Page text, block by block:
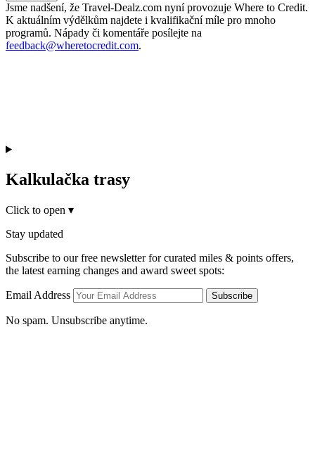
Jsme nadšení, že Travel-Dealz.com nyní provozuje Where to Credit.
K aktuálním výdělkům najdete i kvalifikační míle pro mnoho
programů. Nápady či komentáře posílejte na
feedback@wheretocredit.com.
Kalkulačka trasy
Click to open ▾
Stay updated
Subscribe to our free newsletter for curated miles & points offers,
the latest earning changes and award sweet spots:
Email Address Subscribe
No spam. Unsubscribe anytime.